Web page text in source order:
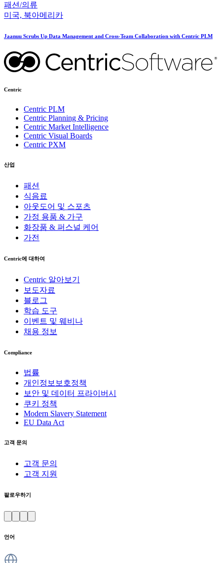
패션/의류
미국, 북아메리카
Jaanuu Scrubs Up Data Management and Cross-Team Collaboration with Centric PLM
Centric
Centric PLM
Centric Planning & Pricing
Centric Market Intelligence
Centric Visual Boards
Centric PXM
산업
패션
식음료
아웃도어 및 스포츠
가정 용품 & 가구
화장품 & 퍼스널 케어
가전
Centric에 대하여
Centric 알아보기
보도자료
블로그
학습 도구
이벤트 및 웨비나
채용 정보
Compliance
법률
개인정보보호정책
보안 및 데이터 프라이버시
쿠키 정책
Modern Slavery Statement
EU Data Act
고객 문의
고객 문의
고객 지원
팔로우하기
언어